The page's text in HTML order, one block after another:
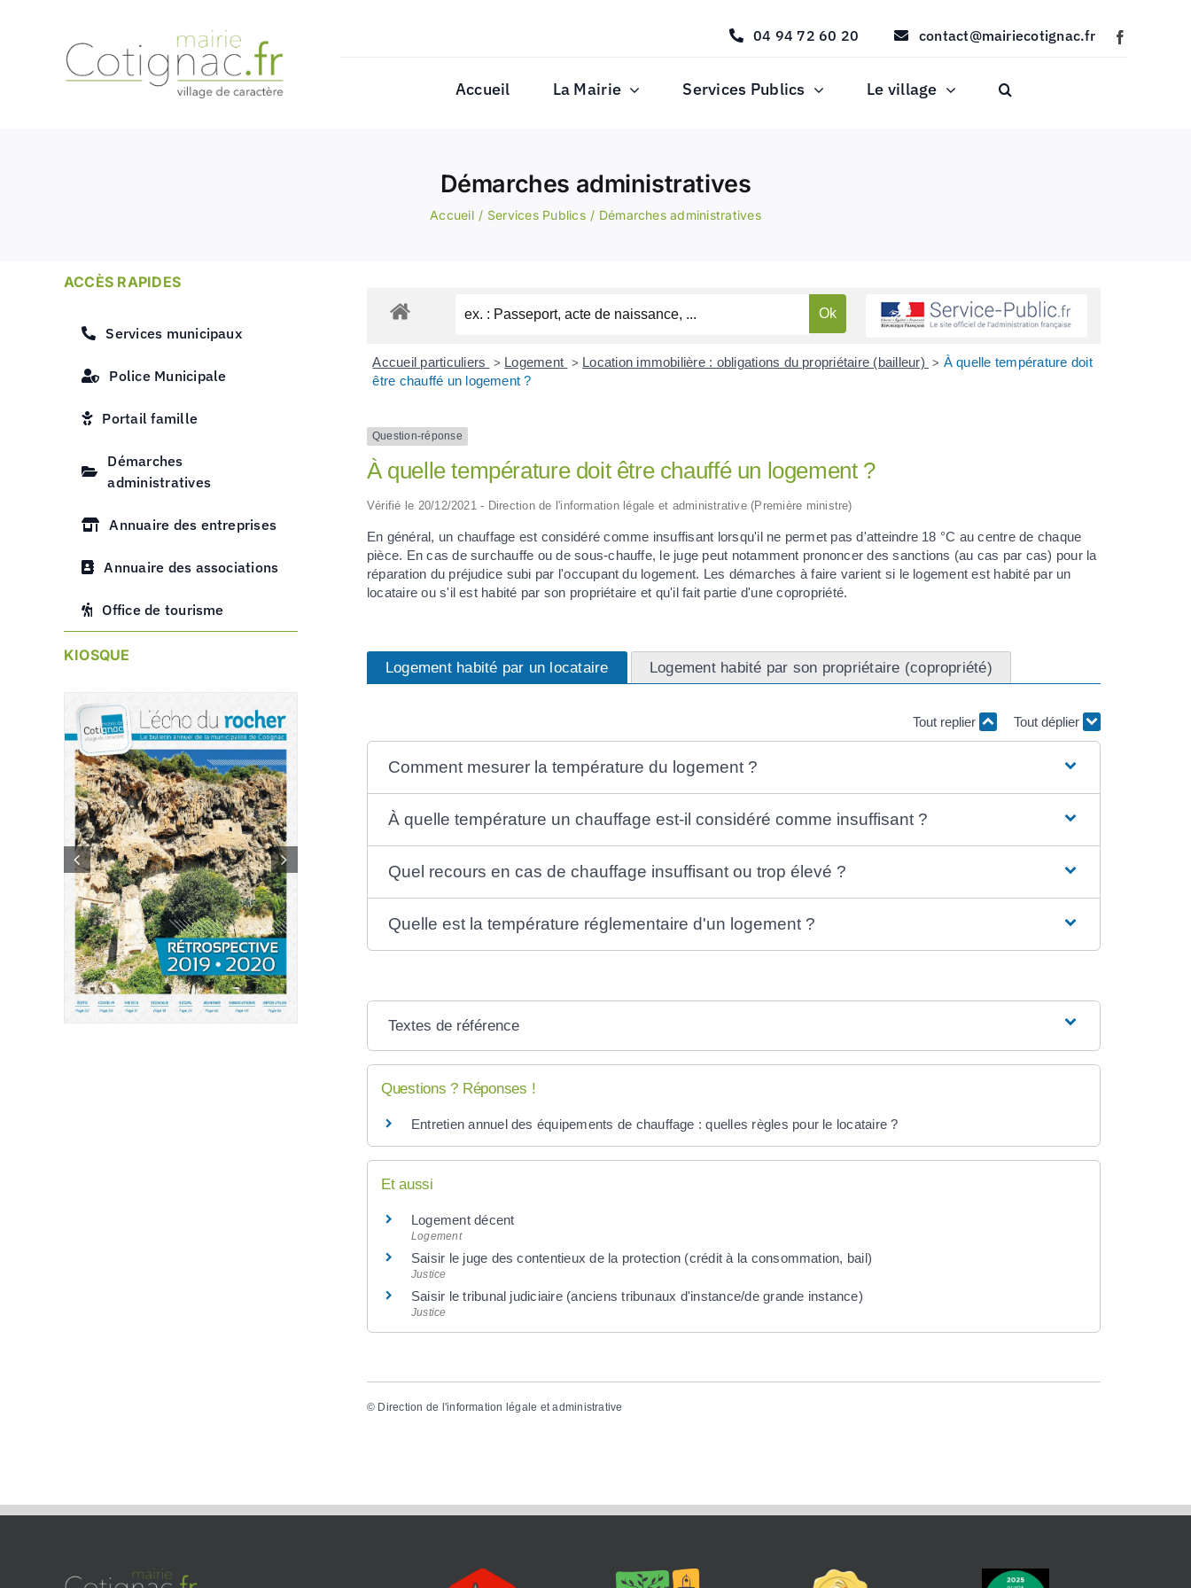
04 94 72 60 20 contact@mairiecotignac.fr
Accueil La Mairie Services Publics Le village
Démarches administratives
Accueil Services Publics Démarches administratives
ACCÈS RAPIDES
Services municipaux
Police Municipale
Portail famille
Démarches
administratives
Annuaire des entreprises
Annuaire des associations
Office de tourisme
KIOSQUE
Accueil particuliers > Logement > Location immobilière : obligations du propriétaire (bailleur) > À quelle température doit
être chauffé un logement ?
Question-réponse
À quelle température doit être chauffé un logement ?
Vérifié le 20/12/2021 - Direction de l'information légale et administrative (Première ministre)
En général, un chauffage est considéré comme insuffisant lorsqu'il ne permet pas d'atteindre 18 °C au centre de chaque
pièce. En cas de surchauffe ou de sous-chauffe, le juge peut notamment prononcer des sanctions (au cas par cas) pour la
réparation du préjudice subi par l'occupant du logement. Les démarches à faire varient si le logement est habité par un
locataire ou s'il est habité par son propriétaire et qu'il fait partie d'une copropriété.
Logement habité par un locataire Logement habité par son propriétaire (copropriété)
Tout replier Tout déplier
Comment mesurer la température du logement ?
À quelle température un chauffage est-il considéré comme insuffisant ?
Quel recours en cas de chauffage insuffisant ou trop élevé ?
Quelle est la température réglementaire d'un logement ?
Textes de référence
Questions ? Réponses !
Entretien annuel des équipements de chauffage : quelles règles pour le locataire ?
Et aussi
Logement décent
Logement
Saisir le juge des contentieux de la protection (crédit à la consommation, bail)
Justice
Saisir le tribunal judiciaire (anciens tribunaux d'instance/de grande instance)
Justice
© Direction de l'information légale et administrative